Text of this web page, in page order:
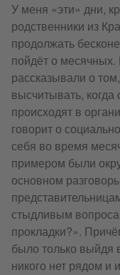
У меня «эти» дни,
родственники из
продолжать
пойдёт о
рассказывали о
высчитывать, когда
происходят в
говорит о
себя во время
примером были
основном
стыдливым
прокладки?».
было только выйдя
никого нет рядом и